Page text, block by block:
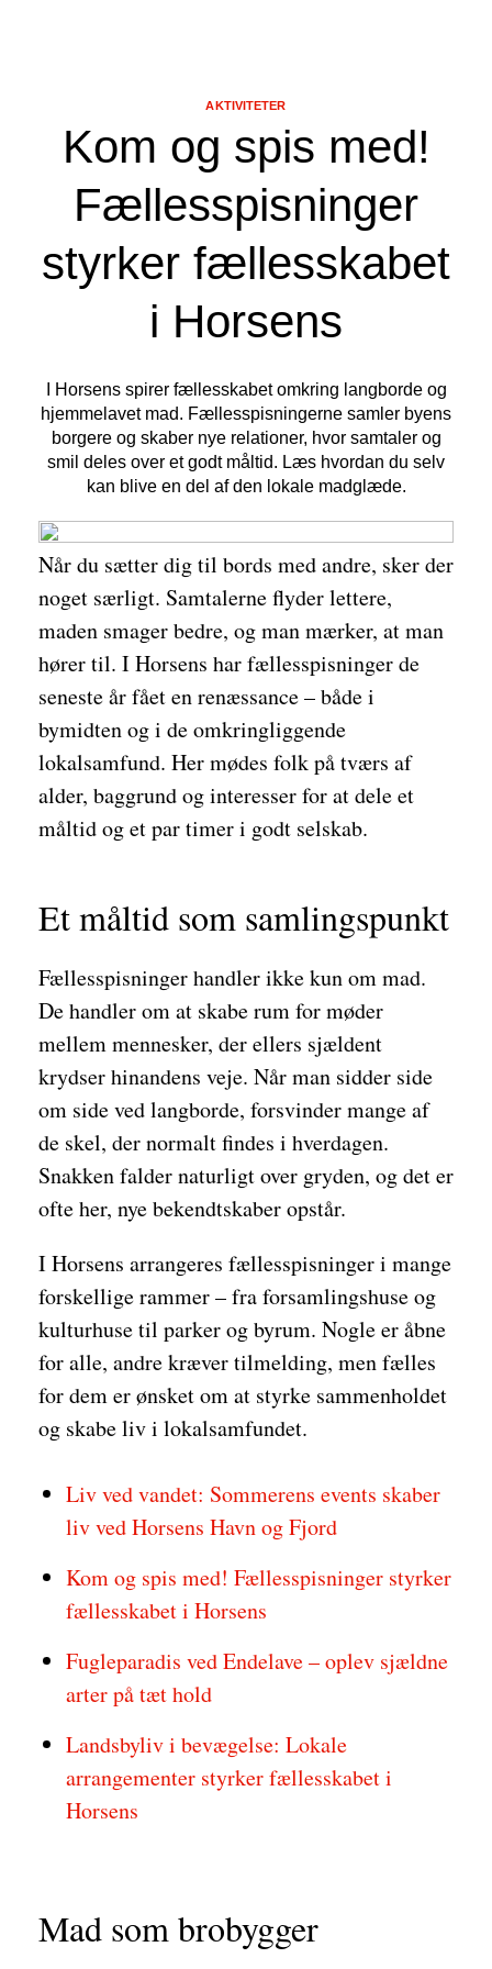
Kom og spis med!
Fællesspisninger
styrker fællesskabet
i Horsens
AKTIVITETER
I Horsens spirer fællesskabet omkring langborde og
hjemmelavet mad. Fællesspisningerne samler byens
borgere og skaber nye relationer, hvor samtaler og
smil deles over et godt måltid. Læs hvordan du selv
kan blive en del af den lokale madglæde.
Når du sætter dig til bords med andre, sker der
noget særligt. Samtalerne flyder lettere,
maden smager bedre, og man mærker, at man
hører til. I Horsens har fællesspisninger de
seneste år fået en renæssance – både i
bymidten og i de omkringliggende
lokalsamfund. Her mødes folk på tværs af
alder, baggrund og interesser for at dele et
måltid og et par timer i godt selskab.
Et måltid som samlingspunkt
Fællesspisninger handler ikke kun om mad.
De handler om at skabe rum for møder
mellem mennesker, der ellers sjældent
krydser hinandens veje. Når man sidder side
om side ved langborde, forsvinder mange af
de skel, der normalt findes i hverdagen.
Snakken falder naturligt over gryden, og det er
ofte her, nye bekendtskaber opstår.
I Horsens arrangeres fællesspisninger i mange
forskellige rammer – fra forsamlingshuse og
kulturhuse til parker og byrum. Nogle er åbne
for alle, andre kræver tilmelding, men fælles
for dem er ønsket om at styrke sammenholdet
og skabe liv i lokalsamfundet.
Liv ved vandet: Sommerens events skaber
liv ved Horsens Havn og Fjord
Kom og spis med! Fællesspisninger styrker
fællesskabet i Horsens
Fugleparadis ved Endelave – oplev sjældne
arter på tæt hold
Landsbyliv i bevægelse: Lokale
arrangementer styrker fællesskabet i
Horsens
Mad som brobygger